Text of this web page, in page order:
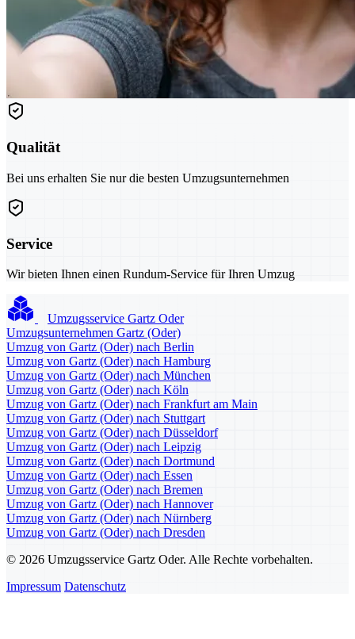
Qualität
Bei uns erhalten Sie nur die besten Umzugsunternehmen
Service
Wir bieten Ihnen einen Rundum-Service für Ihren Umzug
Umzugsservice Gartz Oder
Umzugsunternehmen Gartz (Oder)
Umzug von Gartz (Oder) nach Berlin
Umzug von Gartz (Oder) nach Hamburg
Umzug von Gartz (Oder) nach München
Umzug von Gartz (Oder) nach Köln
Umzug von Gartz (Oder) nach Frankfurt am Main
Umzug von Gartz (Oder) nach Stuttgart
Umzug von Gartz (Oder) nach Düsseldorf
Umzug von Gartz (Oder) nach Leipzig
Umzug von Gartz (Oder) nach Dortmund
Umzug von Gartz (Oder) nach Essen
Umzug von Gartz (Oder) nach Bremen
Umzug von Gartz (Oder) nach Hannover
Umzug von Gartz (Oder) nach Nürnberg
Umzug von Gartz (Oder) nach Dresden
© 2026 Umzugsservice Gartz Oder. Alle Rechte vorbehalten.
Impressum Datenschutz